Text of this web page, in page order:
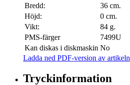
Bredd:
36 cm.
Höjd:
0 cm.
Vikt:
84 g.
PMS-färger
7499U
Kan diskas i diskmaskin No
Ladda ned PDF-version av artikeln
Tryckinformation